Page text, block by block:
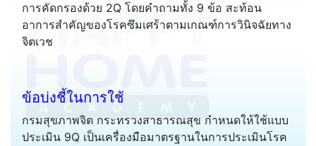
การคัดกรองด้วย 2Q โดยคำถามทั้ง 9 ข้อ สะท้อน
อาการสำคัญของโรคซึมเศร้าตามเกณฑ์การวินิจฉัยทาง
จิตเวช
ข้อบ่งชี้ในการใช้
กรมสุขภาพจิต กระทรวงสาธารณสุข กำหนดให้ใช้แบบ
ประเมิน 9Q เป็นเครื่องมือมาตรฐานในการประเมินโรค